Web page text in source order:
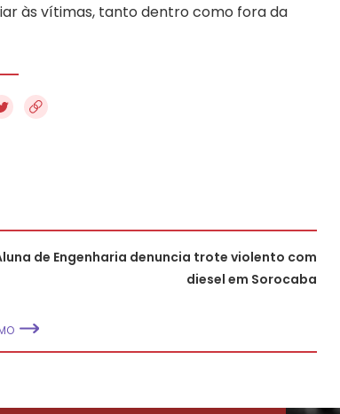
às vítimas, tanto dentro como fora da
de Engenharia denuncia trote violento com
diesel em Sorocaba